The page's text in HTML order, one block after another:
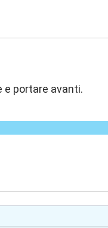
e portare avanti.